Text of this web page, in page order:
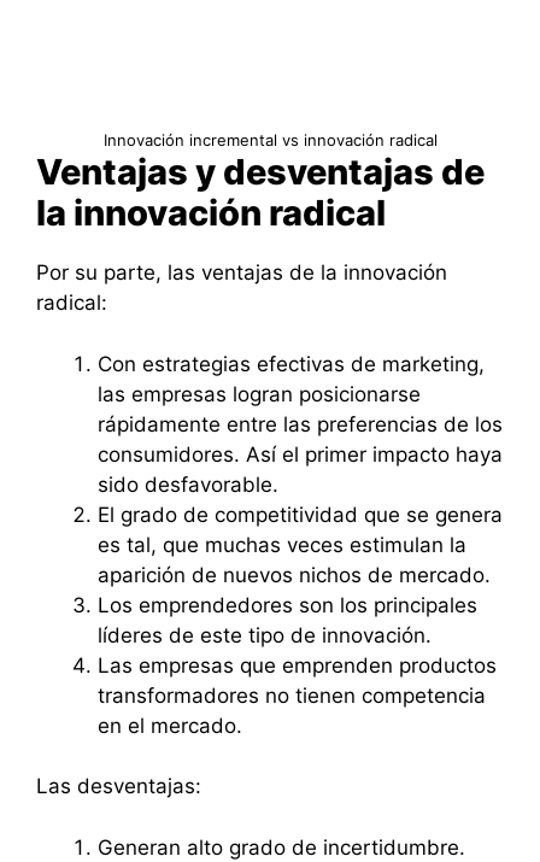
Innovación incremental vs innovación radical
Ventajas y desventajas de
la innovación radical
Por su parte, las ventajas de la innovación
radical:
Con estrategias efectivas de marketing,
las empresas logran posicionarse
rápidamente entre las preferencias de los
consumidores. Así el primer impacto haya
sido desfavorable.
El grado de competitividad que se genera
es tal, que muchas veces estimulan la
aparición de nuevos nichos de mercado.
Los emprendedores son los principales
líderes de este tipo de innovación.
Las empresas que emprenden productos
transformadores no tienen competencia
en el mercado.
Las desventajas:
Generan alto grado de incertidumbre.